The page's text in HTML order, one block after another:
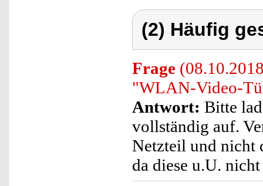
(2) Häufig
Frage
"WLAN-Video-
Antwort: Bitte
vollständig auf.
Netzteil und nicht
da diese u.U.